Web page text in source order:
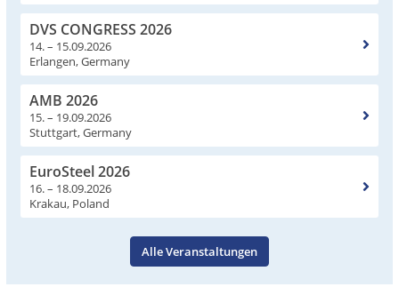
DVS CONGRESS 2026
14. – 15.09.2026
Erlangen, Germany
AMB 2026
15. – 19.09.2026
Stuttgart, Germany
EuroSteel 2026
16. – 18.09.2026
Krakau, Poland
Alle Veranstaltungen